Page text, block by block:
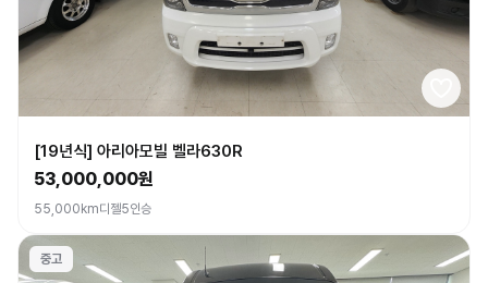
[19년식] 아리아모빌 벨라630R
53,000,000원
55,000km디젤5인승
중고